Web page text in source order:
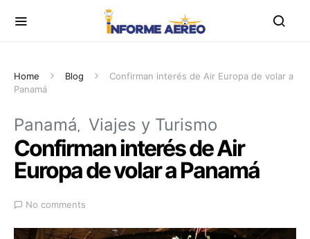
Home Blog
Confirman interés de Air Europa de volar a
Panamá
Panamá Viajes y Turismo
Confirman interés de Air
Europa de volar a Panamá
No comments